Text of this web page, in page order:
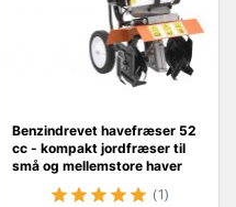
Benzindrevet havefræser 52
cc - kompakt jordfræser til
små og mellemstore haver
(1)